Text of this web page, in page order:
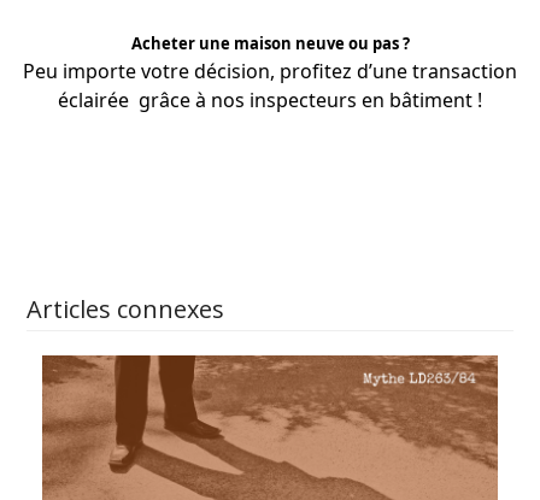
Acheter une maison neuve ou pas ?
Peu importe votre décision, profitez d’une transaction
éclairée grâce à nos inspecteurs en bâtiment !
Articles connexes